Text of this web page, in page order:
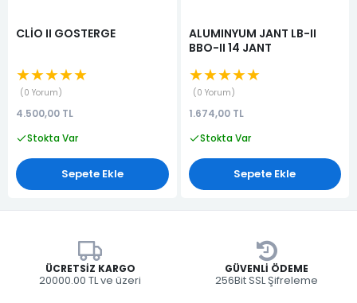
CLİO II GOSTERGE
★★★★★
0 Yorum
4.500,00 TL
Stokta Var
Sepete Ekle
ALUMINYUM JANT LB-II
BBO-II 14 JANT
★★★★★
0 Yorum
1.674,00 TL
Stokta Var
Sepete Ekle
ÜCRETSIZ KARGO
20000.00 TL ve üzeri
GÜVENLI ÖDEME
256Bit SSL Şifreleme